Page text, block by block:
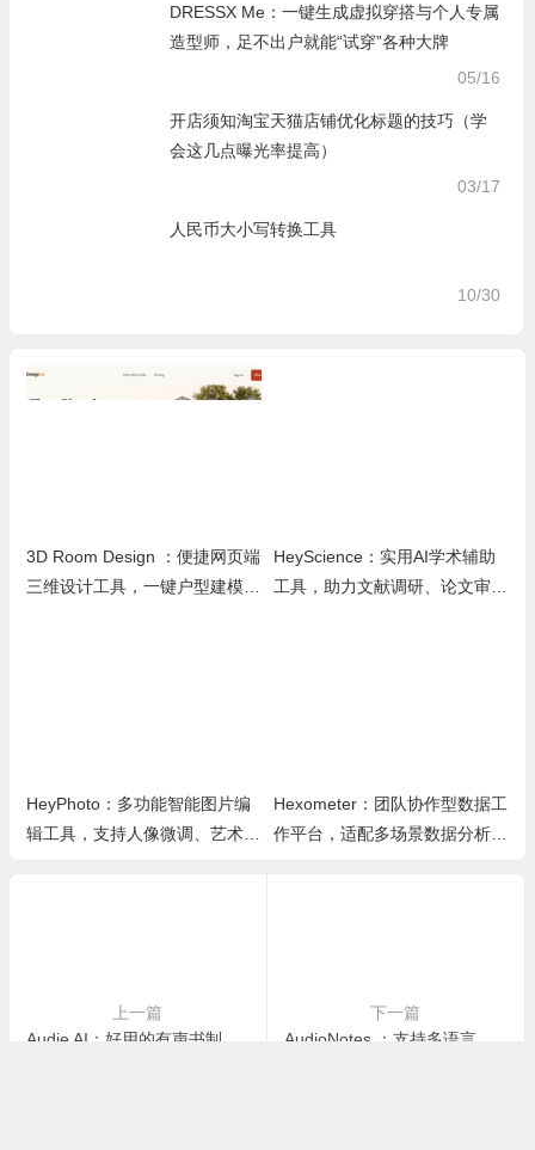
DRESSX Me：一键生成虚拟穿搭与个人专属
造型师，足不出户就能“试穿”各种大牌
05/16
开店须知淘宝天猫店铺优化标题的技巧（学
会这几点曝光率提高）
03/17
人民币大小写转换工具
10/30
3D Room Design ：便捷网页端
三维设计工具，一键户型建模、
HeyScience：实用AI学术辅助
工具，助力文献调研、论文审阅
HeyPhoto：多功能智能图片编
辑工具，支持人像微调、艺术创
Hexometer：团队协作型数据工
作平台，适配多场景数据分析、
上一篇
下一篇
AudioNotes ：支持多语言语音转文字，一键生成结构化笔记